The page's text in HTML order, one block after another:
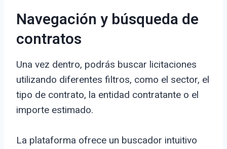
Navegación y búsqueda de
contratos
Una vez dentro, podrás buscar licitaciones
utilizando diferentes filtros, como el sector, el
tipo de contrato, la entidad contratante o el
importe estimado.
La plataforma ofrece un buscador intuitivo